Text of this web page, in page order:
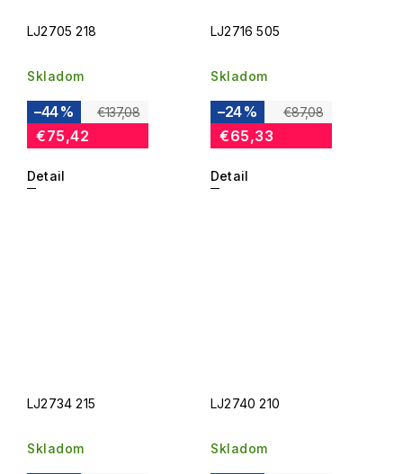
LJ2705 218
Skladom
€137,08
–44 %
€75,42
Detail
LJ2716 505
Skladom
€87,08
–24 %
€65,33
Detail
LJ2734 215
Skladom
LJ2740 210
Skladom